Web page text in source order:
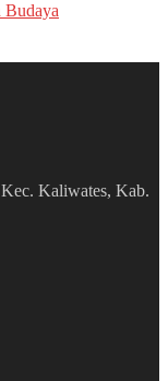
Budaya
Kaliwates, Kab.